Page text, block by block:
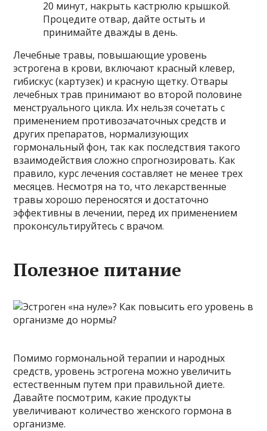
20 минут, накрыть кастрюлю крышкой.
Процедите отвар, дайте остыть и
принимайте дважды в день.
Лечебные травы, повышающие уровень
эстрогена в крови, включают красный клевер,
гибискус (картузек) и красную щетку. Отвары
лечебных трав принимают во второй половине
менструального цикла. Их нельзя сочетать с
применением противозачаточных средств и
других препаратов, нормализующих
гормональный фон, так как последствия такого
взаимодействия сложно спрогнозировать. Как
правило, курс лечения составляет не менее трех
месяцев. Несмотря на то, что лекарственные
травы хорошо переносятся и достаточно
эффективны в лечении, перед их применением
проконсультируйтесь с врачом.
Полезное питание
Помимо гормональной терапии и народных
средств, уровень эстрогена можно увеличить
естественным путем при правильной диете.
Давайте посмотрим, какие продукты
увеличивают количество женского гормона в
организме.